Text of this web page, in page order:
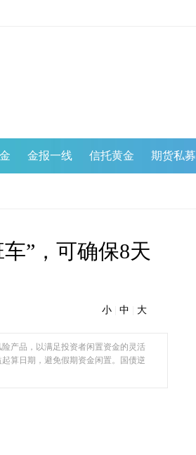
金报一线 信托黄金 期货私募
”，可确保8天
小 中 大
产品，以满足投资者闲置资金的灵活
算日期，避免假期资金闲置。国债逆